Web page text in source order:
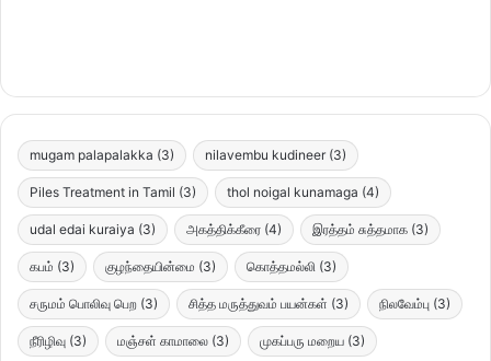
mugam palapalakka (3) nilavembu kudineer (3)
Piles Treatment in Tamil (3) thol noigal kunamaga (4)
udal edai kuraiya (3) அகத்திக்கீரை (4) இரத்தம் சுத்தமாக (3)
கபம் (3) குழந்தையின்மை (3) கொத்தமல்லி (3)
சருமம் பொலிவு பெற (3) சித்த மருத்துவம் பயன்கள் (3) நிலவேம்பு (3)
நீரிழிவு (3) மஞ்சள் காமாலை (3) முகப்பரு மறைய (3)